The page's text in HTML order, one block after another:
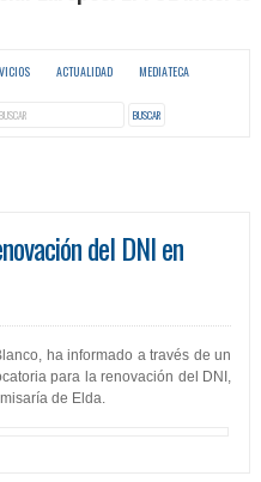
ACTUALIDAD MEDIATECA
del DNI en
ha informado a través de un
para la renovación del DNI,
de Elda.